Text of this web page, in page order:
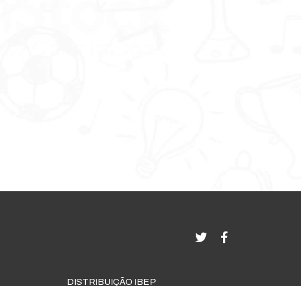
DISTRIBUIÇÃO IBEP